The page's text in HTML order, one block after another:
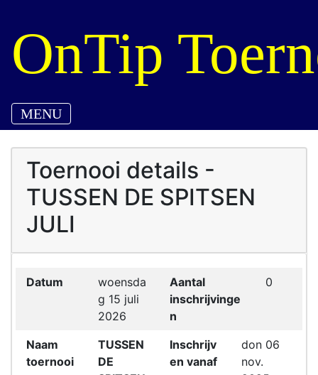
OnTip
MENU
Toernooi details -
TUSSEN DE SPITSEN
JULI
Datum
woensda
g 15 juli
2026
Aantal
inschrijvinge
n
0
Naam
toernooi
TUSSEN
DE
Inschrijv
en vanaf
don 06
nov.